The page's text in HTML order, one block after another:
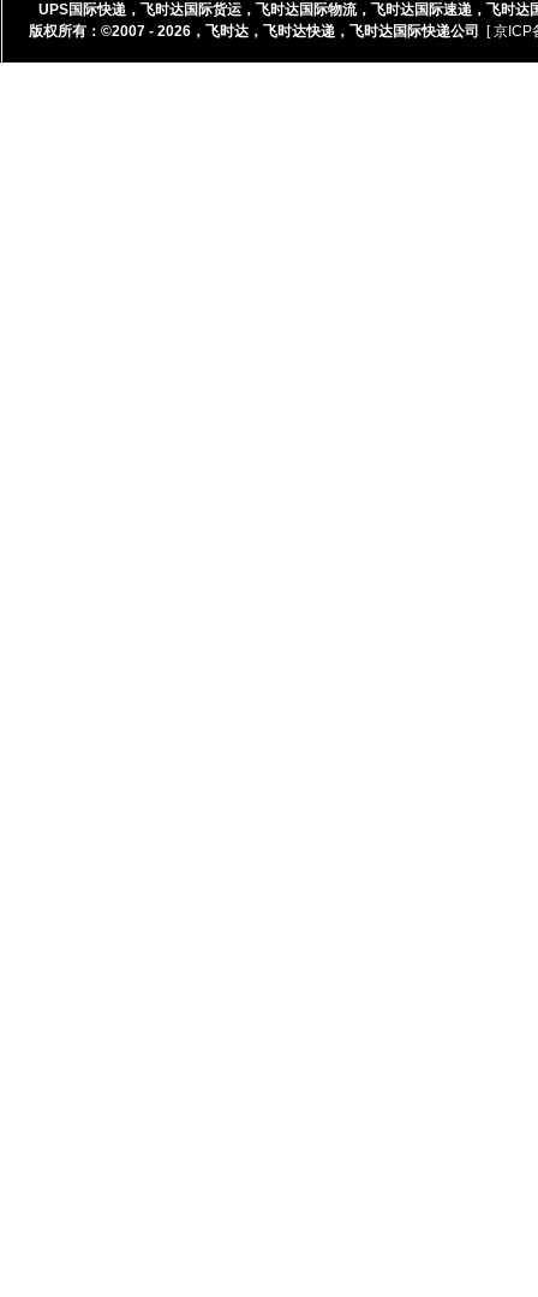
UPS国际快递 ， 飞时达国际货运 ， 飞时达国际物流， 飞时达国际速递 ， 飞时达
版权所有：©2007 - 2026， 飞时达， 飞时达快递， 飞时达国际快递公司 [ 京ICP